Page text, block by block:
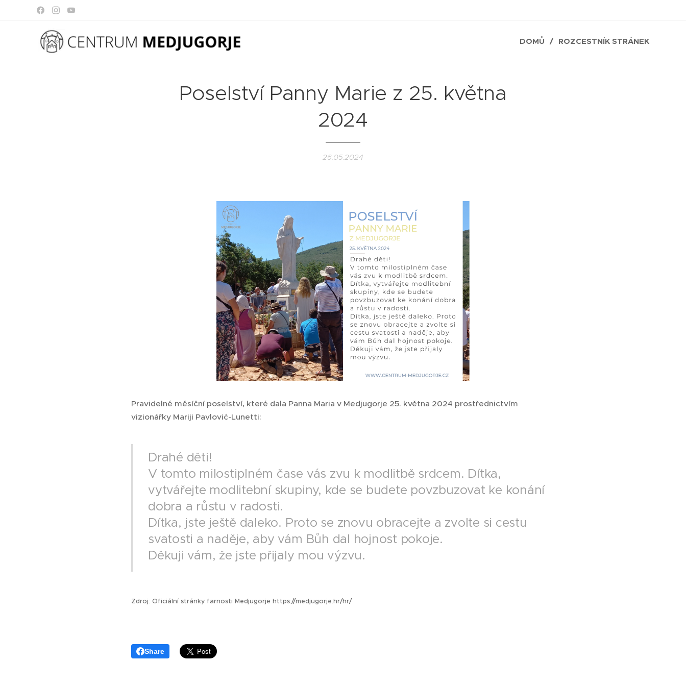
DOMŮ ROZCESTNÍK STRÁNEK
Poselství Panny Marie z 25. května
2024
26.05.2024
Pravidelné měsíční poselství, které dala Panna Maria v Medjugorje 25. května 2024 prostřednictvím
vizionářky Mariji Pavlović-Lunetti:
Drahé děti!
V tomto milostiplném čase vás zvu k modlitbě srdcem. Dítka,
vytvářejte modlitební skupiny, kde se budete povzbuzovat ke konání
dobra a růstu v radosti.
Dítka, jste ještě daleko. Proto se znovu obracejte a zvolte si cestu
svatosti a naděje, aby vám Bůh dal hojnost pokoje.
Děkuji vám, že jste přijaly mou výzvu.
Zdroj: Oficiální stránky farnosti Medjugorje https://medjugorje.hr/hr/
Share